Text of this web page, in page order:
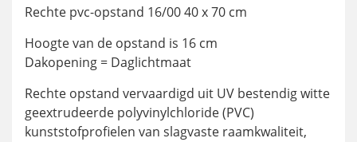
Rechte pvc-opstand 16/00 40 x 70 cm
Hoogte van de opstand is 16 cm
Dakopening = Daglichtmaat
Rechte opstand vervaardigd uit UV bestendig witte
geextrudeerde polyvinylchloride (PVC)
kunststofprofielen van slagvaste raamkwaliteit,